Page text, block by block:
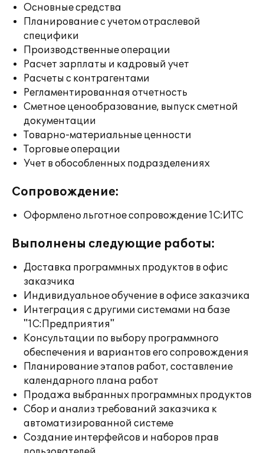
Основные средства
Планирование с учетом отраслевой
специфики
Производственные операции
Расчет зарплаты и кадровый учет
Расчеты с контрагентами
Регламентированная отчетность
Сметное ценообразование, выпуск сметной
документации
Товарно-материальные ценности
Торговые операции
Учет в обособленных подразделениях
Сопровождение:
Оформлено льготное сопровождение 1С:ИТС
Выполнены следующие работы:
Доставка программных продуктов в офис
заказчика
Индивидуальное обучение в офисе заказчика
Интеграция с другими системами на базе
"1С:Предприятия"
Консультации по выбору программного
обеспечения и вариантов его сопровождения
Планирование этапов работ, составление
календарного плана работ
Продажа выбранных программных продуктов
Сбор и анализ требований заказчика к
автоматизированной системе
Создание интерфейсов и наборов прав